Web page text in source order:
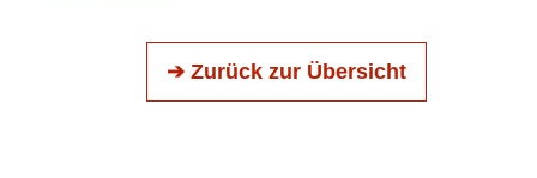
➔ Zurück zur Übersicht